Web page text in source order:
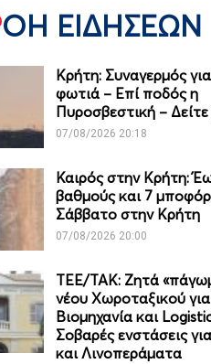
ΡΟΗ ΕΙΔΗΣΕΩΝ
Κρήτη: Συναγερμός
φωτιά – Επί ποδός η
Πυροσβεστική – Δείτε
07/08/2026 20:18
Καιρός στην Κρήτη:
βαθμούς και 7
Σάββατο στην Κρήτη
07/08/2026 20:00
ΤΕΕ/ΤΑΚ: Ζητά
νέου Χωροταξικού για
Βιομηχανία και
Σοβαρές ενστάσεις
και Λινοπεράματα